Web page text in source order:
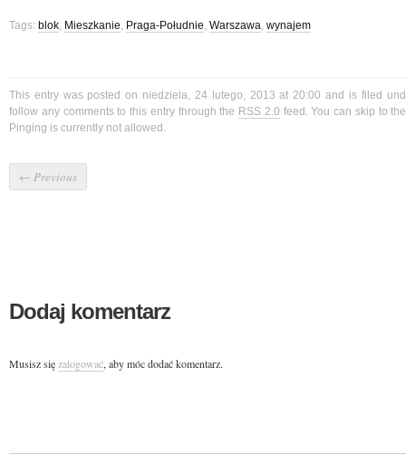
Tags: blok, Mieszkanie, Praga-Południe, Warszawa, wynajem
This entry was posted on niedziela, 24 lutego, 2013 at 20:00 and is filed
follow any comments to this entry through the RSS 2.0 feed. You can skip to
Pinging is currently not allowed.
← Previous
Dodaj komentarz
Musisz sięzalogować, aby móc dodać komentarz.